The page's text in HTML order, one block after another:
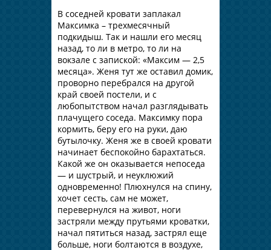
В соседней кровати заплакал
Максимка – трехмесячный
подкидыш. Так и нашли его месяц
назад, то ли в метро, то ли на
вокзале с запиской: «Максим — 2,5
месяца». Женя тут же оставил домик,
проворно перебрался на другой
край своей постели, и с
любопытством начал разглядывать
плачущего соседа. Максимку пора
кормить, беру его на руки, даю
бутылочку. Женя же в своей кровати
начинает беспокойно барахтаться.
Какой же он оказывается непоседа
— и шустрый, и неуклюжий
одновременно! Плюхнулся на спину,
хочет сесть, сам не может,
перевернулся на живот, ноги
застряли между прутьями кроватки,
начал пятиться назад, застрял еще
больше, ноги болтаются в воздухе,